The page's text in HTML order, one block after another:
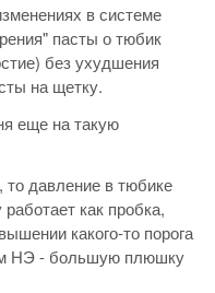
в системе
пасты о тюбик
без ухудшения
на щетку.
еще на такую
, то давление в тюбике
как пробка,
какого-то порога
НЭ - большую плюшку